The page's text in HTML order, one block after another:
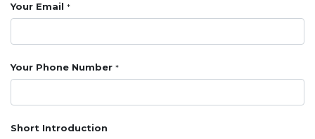
Your Email *
Your Phone Number *
Short Introduction